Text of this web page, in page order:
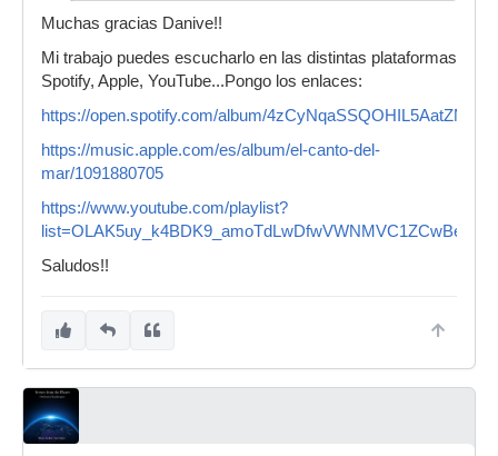
Muchas gracias Danive!!
Mi trabajo puedes escucharlo en las distintas plataformas
Spotify, Apple, YouTube...Pongo los enlaces:
https://open.spotify.com/album/4zCyNqaSSQOHIL5AatZMxv
https://music.apple.com/es/album/el-canto-del-
mar/1091880705
https://www.youtube.com/playlist?
Saludos!!